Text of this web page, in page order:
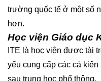
trường quốc tế ở một số
hơn.
Học viện Giáo dục
ITE là học viện được tài
yếu cung cấp các cá
sau trung học phổ thông.